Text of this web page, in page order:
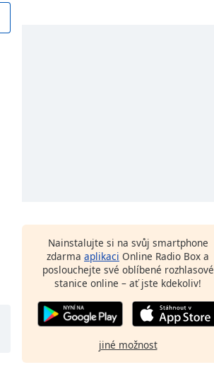
Nainstalujte si na svůj smartphone
zdarma aplikaci Online Radio Box a
poslouchejte své oblíbené rozhlasové
stanice online – ať jste kdekoliv!
jiné možnost